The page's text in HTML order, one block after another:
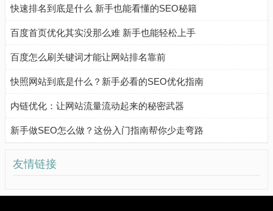
快速排名到底是什么 新手也能看懂的SEO秘籍
百度首页优化其实没那么难 新手也能轻松上手
百度怎么刷关键词才能让网站排名靠前
快照网站到底是什么？新手必看的SEO优化指南
内链优化：让网站流量流动起来的秘密武器
新手做SEO怎么做？这份入门指南帮你少走弯路
友情链接